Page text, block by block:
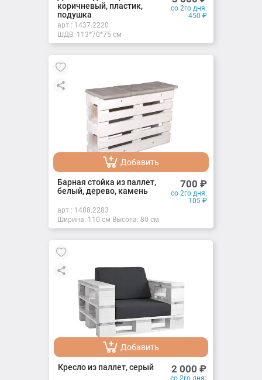
коричневый, пластик,
подушка
со 2го дня:
450 ₽
арт.: 1437.2220
ШДВ: 113*70*75 см
Добавить
Добавлено
Барная стойка из паллет,
белый, дерево, камень
700 ₽
со 2го дня:
105 ₽
арт.: 1488.2283
Ширина: 110 см Высота: 80 см
Добавить
Добавлено
Кресло из паллет, серый 2 000 ₽